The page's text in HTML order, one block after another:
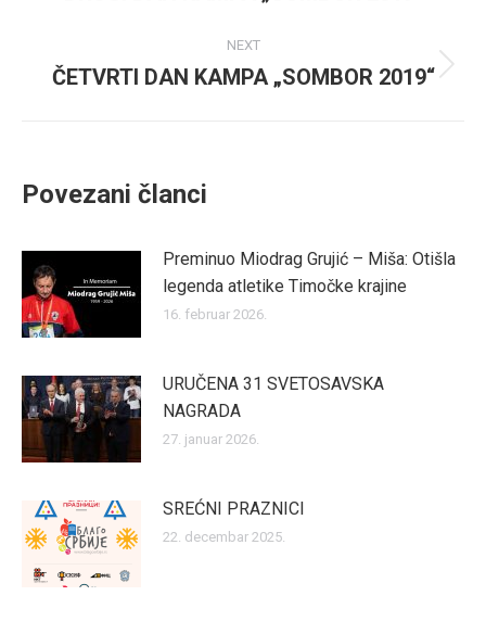
NEXT
Next
ČETVRTI DAN KAMPA „SOMBOR 2019“
Povezani članci
Preminuo Miodrag Grujić – Miša: Otišla
legenda atletike Timočke krajine
16. februar 2026.
URUČENA 31 SVETOSAVSKA
NAGRADA
27. januar 2026.
SREĆNI PRAZNICI
22. decembar 2025.